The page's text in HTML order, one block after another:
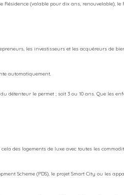
(valable pour dix ans, renouvelable),
les investisseurs et les acquéreurs de
automatiquement.
le permet ; soit 3 ou 10 ans. Que les
des logements de luxe avec toutes les
Scheme (PDS), le projet Smart City ou les